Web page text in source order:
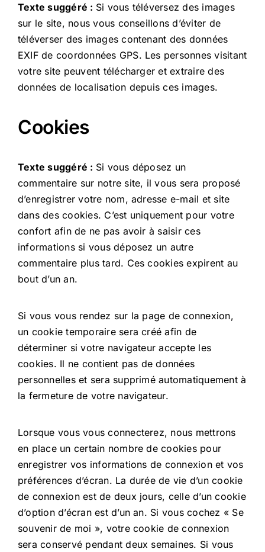
Texte suggéré : Si vous téléversez des images
sur le site, nous vous conseillons d’éviter de
téléverser des images contenant des données
EXIF de coordonnées GPS. Les personnes visitant
votre site peuvent télécharger et extraire des
données de localisation depuis ces images.
Cookies
Texte suggéré : Si vous déposez un
commentaire sur notre site, il vous sera proposé
d’enregistrer votre nom, adresse e-mail et site
dans des cookies. C’est uniquement pour votre
confort afin de ne pas avoir à saisir ces
informations si vous déposez un autre
commentaire plus tard. Ces cookies expirent au
bout d’un an.
Si vous vous rendez sur la page de connexion,
un cookie temporaire sera créé afin de
déterminer si votre navigateur accepte les
cookies. Il ne contient pas de données
personnelles et sera supprimé automatiquement à
la fermeture de votre navigateur.
Lorsque vous vous connecterez, nous mettrons
en place un certain nombre de cookies pour
enregistrer vos informations de connexion et vos
préférences d’écran. La durée de vie d’un cookie
de connexion est de deux jours, celle d’un cookie
d’option d’écran est d’un an. Si vous cochez « Se
souvenir de moi », votre cookie de connexion
sera conservé pendant deux semaines. Si vous